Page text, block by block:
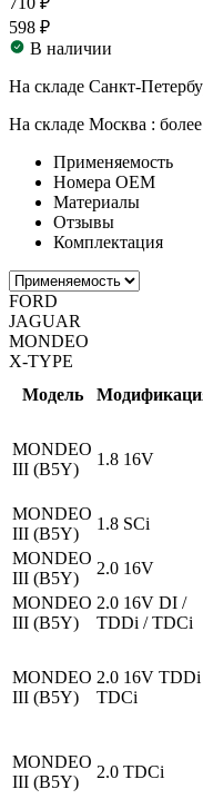
598 ₽
В наличии
На складе Санкт-
На складе Москва :
Применяемость
Номера ОЕМ
Материалы
Отзывы
Комплектация
FORD
JAGUAR
MONDEO
X-TYPE
Модель
MONDEO
III (B5Y)
1.8 16V
MONDEO
III (B5Y)
1.8 SCi
MONDEO
III (B5Y)
2.0 16V
MONDEO
III (B5Y)
2.0 16V DI /
TDDi / TDCi
MONDEO
III (B5Y)
2.0 16V
TDCi
MONDEO
III (B5Y)
2.0 TDCi